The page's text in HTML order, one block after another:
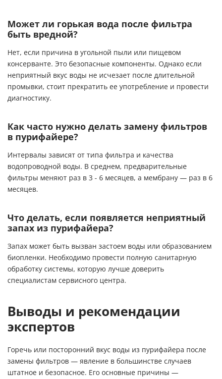
Может ли горькая вода после фильтра
быть вредной?
Нет, если причина в угольной пыли или пищевом
консерванте. Это безопасные компоненты. Однако если
неприятный вкус воды не исчезает после длительной
промывки, стоит прекратить ее употребление и провести
диагностику.
Как часто нужно делать замену фильтров
в пурифайере?
Интервалы зависят от типа фильтра и качества
водопроводной воды. В среднем, предварительные
фильтры меняют раз в 3 - 6 месяцев, а мембрану — раз в 6
месяцев.
Что делать, если появляется неприятный
запах из пурифайера?
Запах может быть вызван застоем воды или образованием
биопленки. Необходимо провести полную санитарную
обработку системы, которую лучше доверить
специалистам сервисного центра.
Выводы и рекомендации
экспертов
Горечь или посторонний вкус воды из пурифайера после
замены фильтров — явление в большинстве случаев
штатное и безопасное. Его основные причины —